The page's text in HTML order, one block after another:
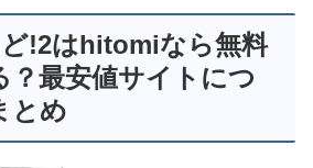
!2はhitomiなら無料
？最安値サイトにつ
とめ